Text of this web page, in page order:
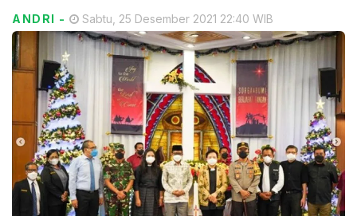
ANDRI - Sabtu, 25 Desember 2021 22:40 WIB